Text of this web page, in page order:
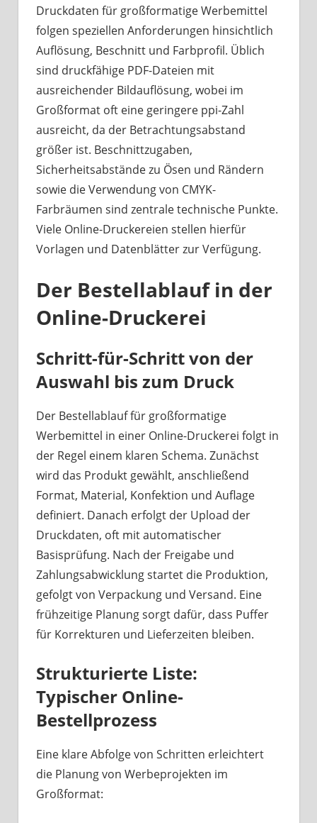
Druckdaten für großformatige Werbemittel
folgen speziellen Anforderungen hinsichtlich
Auflösung, Beschnitt und Farbprofil. Üblich
sind druckfähige PDF-Dateien mit
ausreichender Bildauflösung, wobei im
Großformat oft eine geringere ppi-Zahl
ausreicht, da der Betrachtungsabstand
größer ist. Beschnittzugaben,
Sicherheitsabstände zu Ösen und Rändern
sowie die Verwendung von CMYK-
Farbräumen sind zentrale technische Punkte.
Viele Online-Druckereien stellen hierfür
Vorlagen und Datenblätter zur Verfügung.
Der Bestellablauf in der
Online-Druckerei
Schritt-für-Schritt von der
Auswahl bis zum Druck
Der Bestellablauf für großformatige
Werbemittel in einer Online-Druckerei folgt in
der Regel einem klaren Schema. Zunächst
wird das Produkt gewählt, anschließend
Format, Material, Konfektion und Auflage
definiert. Danach erfolgt der Upload der
Druckdaten, oft mit automatischer
Basisprüfung. Nach der Freigabe und
Zahlungsabwicklung startet die Produktion,
gefolgt von Verpackung und Versand. Eine
frühzeitige Planung sorgt dafür, dass Puffer
für Korrekturen und Lieferzeiten bleiben.
Strukturierte Liste:
Typischer Online-
Bestellprozess
Eine klare Abfolge von Schritten erleichtert
die Planung von Werbeprojekten im
Großformat: